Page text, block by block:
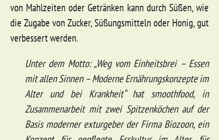
von Mahlzeiten oder Getränken kann durch Süßen, wie
die Zugabe von Zucker, Süßungsmitteln oder Honig, gut
verbessert werden.
Unter dem Motto: „Weg vom Einheitsbrei – Essen
mit allen Sinnen – Moderne Ernährungskonzepte im
Alter und bei Krankheit“ hat smoothfood, in
Zusammenarbeit mit zwei Spitzenköchen auf der
Basis moderner exturgeber der Firma Biozoon, ein